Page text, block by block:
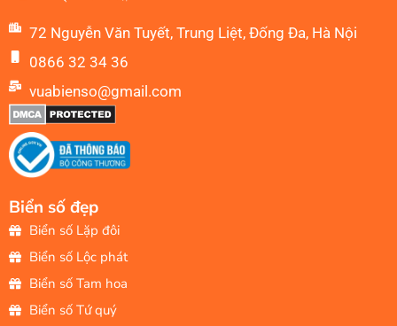
72 Nguyễn Văn Tuyết, Trung Liệt, Đống Đa, Hà Nội
0866 32 34 36
vuabienso@gmail.com
Biển số đẹp
Biển số Lặp đôi
Biển số Lộc phát
Biển số Tam hoa
Biển số Tứ quý